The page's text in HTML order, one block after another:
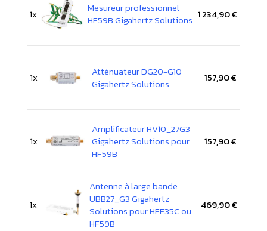
1x
Mesureur professionnel
HF59B Gigahertz Solutions 1 234,90 €
1x
Atténuateur DG20-G10
Gigahertz Solutions
157,90 €
1x
Amplificateur HV10_27G3
Gigahertz Solutions pour
HF59B
157,90 €
1x
Antenne à large bande
UBB27_G3 Gigahertz
Solutions pour HFE35C ou
HF59B
469,90 €